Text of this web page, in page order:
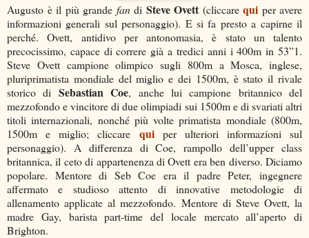
Augusto è il più grande fandi Steve Ovett (cliccare qui per avere
informazioni generali sul personaggio). E si fa presto a capirne il
perché. Ovett, antidivo per antonomasia, è stato un talento
precocissimo, capace di correre già a tredici anni i 400m in 53”1.
Steve Ovett campione olimpico sugli 800m a Mosca, inglese,
pluriprimatista mondiale del miglio e dei 1500m, è stato il rivale
storico di Sebastian Coe, anche lui campione britannico del
mezzofondo e vincitore di due olimpiadi sui 1500m e di svariati altri
titoli internazionali, nonché più volte primatista mondiale (800m,
1500m e miglio; cliccare quiper ulteriori informazioni sul
personaggio). A differenza di Coe, rampollo dell’upper class
britannica, il ceto di appartenenza di Ovett era ben diverso. Diciamo
popolare. Mentore di Seb Coe era il padre Peter, ingegnere
affermato e studioso attento di innovative metodologie di
allenamento applicate al mezzofondo. Mentore di Steve Ovett, la
madre Gay, barista part-time del locale mercato all’aperto di
Brighton.